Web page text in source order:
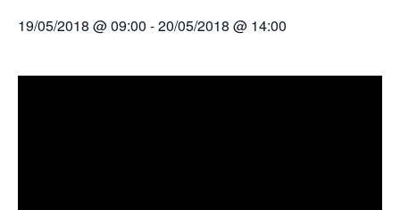
19/05/2018 @ 09:00 -20/05/2018 @ 14:00